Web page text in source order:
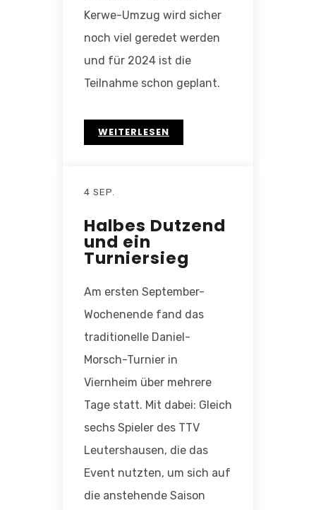
Kerwe-Umzug wird sicher
noch viel geredet werden
und für 2024 ist die
Teilnahme schon geplant.
WEITERLESEN
4 SEP.
Halbes Dutzend
und ein
Turniersieg
Am ersten September-
Wochenende fand das
traditionelle Daniel-
Morsch-Turnier in
Viernheim über mehrere
Tage statt. Mit dabei: Gleich
sechs Spieler des TTV
Leutershausen, die das
Event nutzten, um sich auf
die anstehende Saison